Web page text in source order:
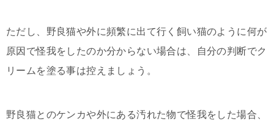
ただし、野良猫や外に頻繁に出て行く飼い猫のように何が
原因で怪我をしたのか分からない場合は、自分の判断でク
リームを塗る事は控えましょう。
野良猫とのケンカや外にある汚れた物で怪我をした場合、